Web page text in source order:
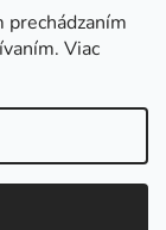
Viac
ochrany